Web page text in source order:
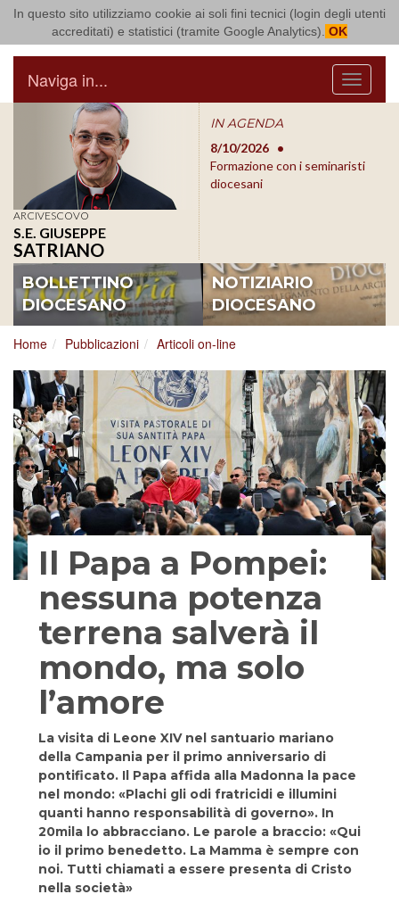
In questo sito utilizziamo cookie ai soli fini tecnici (login degli utenti
accreditati) e statistici (tramite Google Analytics). OK
Arcidiocesi di Bari Bitonto
Menu
Naviga in...
ARCIVESCOVO
S.E. GIUSEPPE
SATRIANO
IN AGENDA
8/9/2026
Parrocchia S.
Michele Arcangelo - Bari-
Palese
Messa per la festa
parrocchiale
8/10/2026
Formazione con i seminaristi
diocesani
BOLLETTINO
DIOCESANO
NOTIZIARIO
DIOCESANO
Home Pubblicazioni Articoli on-line
Il Papa a Pompei:
nessuna potenza
terrena salverà il
mondo, ma solo
l’amore
La visita di Leone XIV nel santuario mariano
della Campania per il primo anniversario di
pontificato. Il Papa affida alla Madonna la pace
nel mondo: «Plachi gli odi fratricidi e illumini
quanti hanno responsabilità di governo». In
20mila lo abbracciano. Le parole a braccio: «Qui
io il primo benedetto. La Mamma è sempre con
noi. Tutti chiamati a essere presenta di Cristo
nella società»